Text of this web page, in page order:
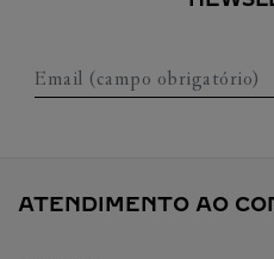
Email (campo obrigatório)
ATENDIMENTO AO